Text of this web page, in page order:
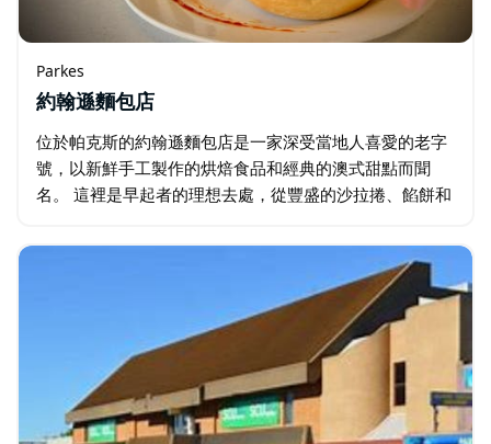
Parkes
約翰遜麵包店
位於帕克斯的約翰遜麵包店是一家深受當地人喜愛的老字
號，以新鮮手工製作的烘焙食品和經典的澳式甜點而聞
名。 這裡是早起者的理想去處，從豐盛的沙拉捲、餡餅和